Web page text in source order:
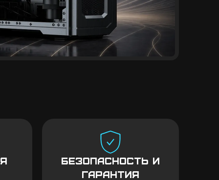
Безопасность и
гарантия